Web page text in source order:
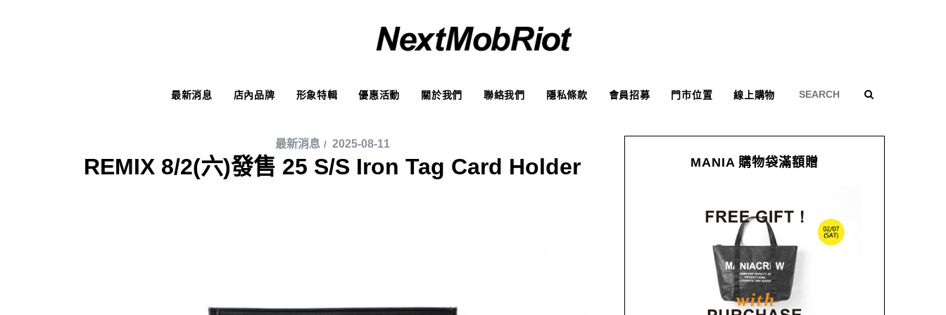
最新消息 店內品牌 形象特輯 優惠活動 關於我們 聯絡我們 隱私條款 會員招募 門市位置 線上購物
最新消息 2025-08-11
REMIX 8/2(六)發售 25 S/S Iron Tag Card Holder MANIA 購物袋滿額贈